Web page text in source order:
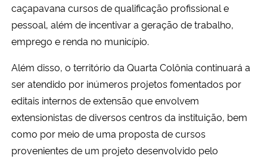
caçapavana cursos de qualificação profissional e
pessoal, além de incentivar a geração de trabalho,
emprego e renda no município.
Além disso, o território da Quarta Colônia continuará a
ser atendido por inúmeros projetos fomentados por
editais internos de extensão que envolvem
extensionistas de diversos centros da instituição, bem
como por meio de uma proposta de cursos
provenientes de um projeto desenvolvido pelo